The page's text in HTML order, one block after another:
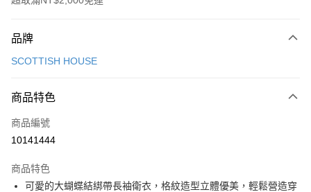
信用卡一次付款
LINE Pay
Apple Pay
悠遊付
品牌
SCOTTISH HOUSE
商品特色
商品編號
10141444
商品特色
可愛的大蝴蝶結綁帶長袖衛衣，格紋造型立體優美，輕鬆營造穿